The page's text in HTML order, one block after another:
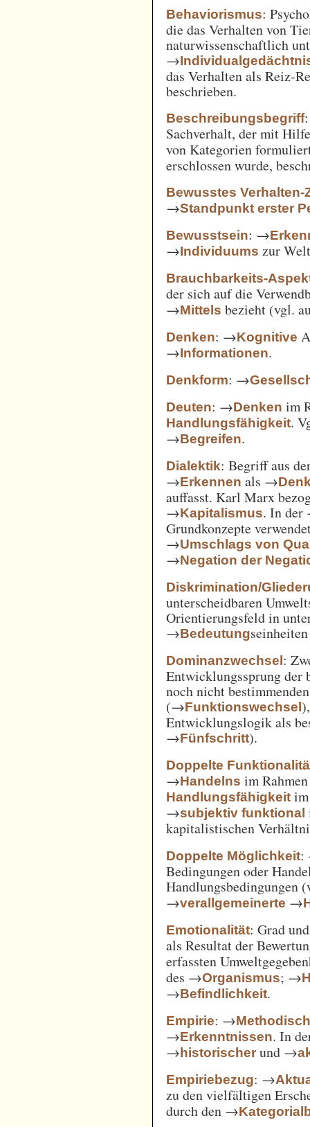
Behaviorismus:
die das Verhalten von
naturwissenschaftlich
→
das Verhalten als Reiz-
beschrieben.
Beschreibungsbegriff
Sachverhalt, der mit
von Kategorien
erschlossen wurde,
Bewusstes Verhalten-
→Standpunkt erster
Bewusstsein: →
→Individuums zur
Brauchbarkeits-
der sich auf die
→Mittels bezieht (vgl.
Denken: →Kognitive
→Informationen.
Denkform: →
Deuten: →Denken im
Handlungsfähigkeit.
→Begreifen.
Dialektik: Begriff aus
→Erkennen als →
auffasst. Karl Marx
→Kapitalismus. In
Grundkonzepte
→Umschlags von
→Negation der
Diskrimination/
unterscheidbaren
Orientierungsfeld in
→Bedeutung
Dominanzwechsel:
Entwicklungssprung der
noch nicht
(→Funktionswechsel
Entwicklungslogik als
→Fünfschritt).
Doppelte
→Handelns im
Handlungsfähigkeit
→subjektiv funktional
kapitalistischen
Doppelte Möglichkeit:
Bedingungen oder
Handlungsbedingungen
→verallgemeinerte →
Emotionalität: Grad
als Resultat der
erfassten
des →Organismus; →
→Befindlichkeit.
Empirie: →
→Erkenntnissen. In
→historischer und →
Empiriebezug: →
zu den vielfältigen
durch den →